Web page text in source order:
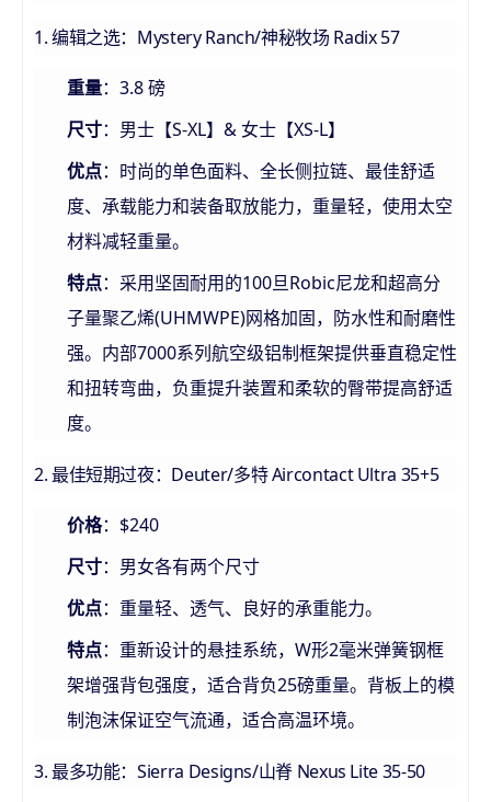
1. 编辑之选：Mystery Ranch/神秘牧场 Radix 57
重量：3.8 磅
尺寸：男士【S-XL】& 女士【XS-L】
优点：时尚的单色面料、全长侧拉链、最佳舒适
度、承载能力和装备取放能力，重量轻，使用太空
材料减轻重量。
特点：采用坚固耐用的100旦Robic尼龙和超高分
子量聚乙烯(UHMWPE)网格加固，防水性和耐磨性
强。内部7000系列航空级铝制框架提供垂直稳定性
和扭转弯曲，负重提升装置和柔软的臀带提高舒适
度。
2. 最佳短期过夜：Deuter/多特 Aircontact Ultra 35+5
价格：$240
尺寸：男女各有两个尺寸
优点：重量轻、透气、良好的承重能力。
特点：重新设计的悬挂系统，W形2毫米弹簧钢框
架增强背包强度，适合背负25磅重量。背板上的模
制泡沫保证空气流通，适合高温环境。
3. 最多功能：Sierra Designs/山脊 Nexus Lite 35-50